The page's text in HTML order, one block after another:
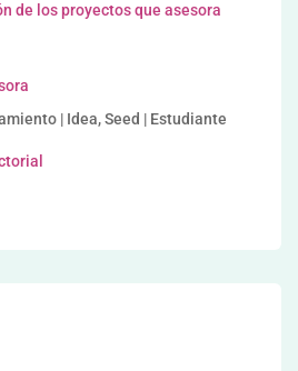
de los proyectos que asesora
| Idea, Seed | Estudiante